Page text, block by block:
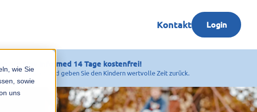
wie Sie
sowie
uns
Kontakt Login
Sie Stay Informed 14 Tage kostenfrei!
Sie ihr Team und geben Sie den Kindern wertvolle Zeit zurück.